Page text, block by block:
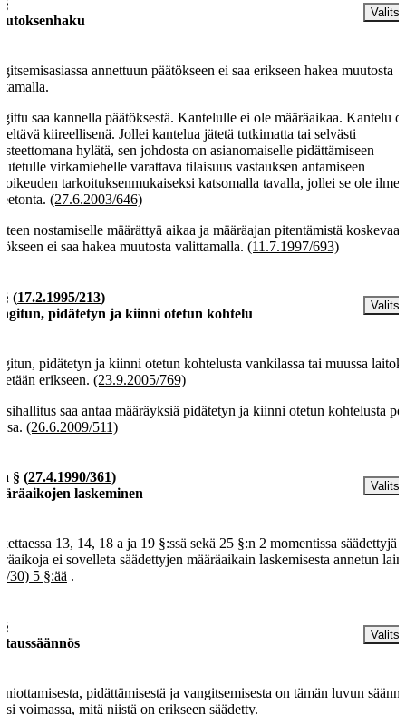
annettuun päätökseen ei saa erikseen hakea muutosta
saa kannella päätöksestä. Kantelulle ei ole määräaikaa. Kantelu
kiireellisenä. Jollei kantelua jätetä tutkimatta tai selvästi
hylätä, sen johdosta on asianomaiselle pidättämiseen
virkamiehelle varattava tilaisuus vastauksen antamiseen
tarkoituksenmukaiseksi katsomalla tavalla, jollei se ole
(27.6.2003/646)
nostamiselle määrättyä aikaa ja määräajan pitentämistä
ei saa hakea muutosta valittamalla. (11.7.1997/693)
(17.2.1995/213)
pidätetyn ja kiinni otetun kohtelu
pidätetyn ja kiinni otetun kohtelusta vankilassa tai muussa
erikseen. (23.9.2005/769)
saa antaa määräyksiä pidätetyn ja kiinni otetun kohtelusta
(26.6.2009/511)
§ (27.4.1990/361)
laskeminen
13, 14, 18 a ja 19 §:ssä sekä 25 §:n 2 momentissa säädettyjä
ei sovelleta säädettyjen määräaikain laskemisesta annetun lain
30) 5 §:ää .
pidättämisestä ja vangitsemisesta on tämän luvun
voimassa, mitä niistä on erikseen säädetty.